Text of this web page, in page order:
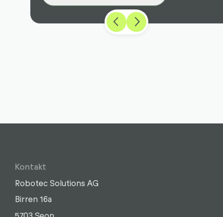
Kontakt
Robotec Solutions AG
Birren 16a
5703 Seon